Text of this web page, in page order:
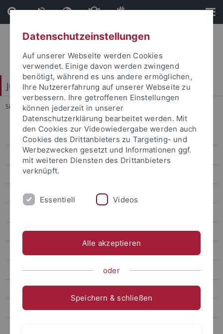
Direkt
zum
Inhalt
Direkt
zur
Fußleiste
Juristische Fakultät
Sie sind hier: Startseite ... Kriminologie I: Makrokriminologie
Lehrstühle Bürgerliches Recht
Lehrstühle Öffentliches Recht
Lehrstühle Strafrecht
Eisele
Heinrich
Kinzig
Aktuelles
Datenschutzeinstellungen
Auf unserer Webseite werden Cookies
verwendet. Einige davon werden zwingend
benötigt, während es uns andere ermöglichen,
Ihre Nutzererfahrung auf unserer Webseite zu
verbessern. Ihre getroffenen Einstellungen
können jederzeit in unserer
Datenschutzerklärung bearbeitet werden. Mit
den Cookies zur Videowiedergabe werden auch
Cookies des Drittanbieters zu Targeting- und
Werbezwecken gesetzt und Informationen ggf.
mit weiteren Diensten des Drittanbieters
verknüpft.
Essentiell Videos
Alle akzeptieren
oder
Speichern & schließen